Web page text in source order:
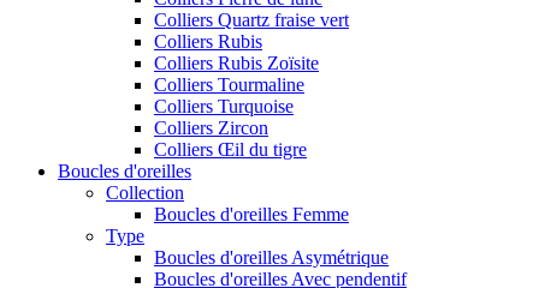
Colliers Quartz fraise vert
Colliers Rubis
Colliers Rubis Zoïsite
Colliers Tourmaline
Colliers Turquoise
Colliers Zircon
Colliers Œil du tigre
Boucles d'oreilles
Collection
Boucles d'oreilles Femme
Type
Boucles d'oreilles Asymétrique
Boucles d'oreilles Avec pendentif